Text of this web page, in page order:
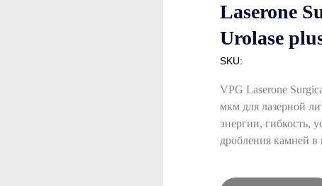
Laserone
Urolase
SKU:
VPG Laserone
мкм для лазерной
энергии, гибкость,
дробления камней в